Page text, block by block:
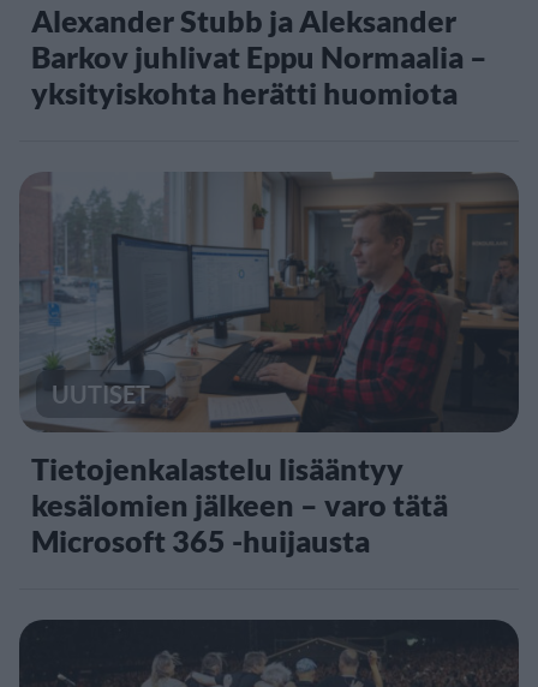
Alexander Stubb ja Aleksander
Barkov juhlivat Eppu Normaalia –
yksityiskohta herätti huomiota
UUTISET
Tietojenkalastelu lisääntyy
kesälomien jälkeen – varo tätä
Microsoft 365 -huijausta